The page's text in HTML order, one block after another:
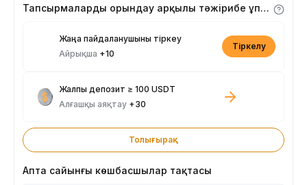
Тапсырмаларды орындау арқылы тәжірибе ұпайларын алыңыз
Жаңа пайдаланушыны тіркеу
Айрықша +10
Тіркелу
Жалпы депозит ≥ 100 USDT
Алғашқы аяқтау +30
Толығырақ
Апта сайынғы көшбасшылар тақтасы